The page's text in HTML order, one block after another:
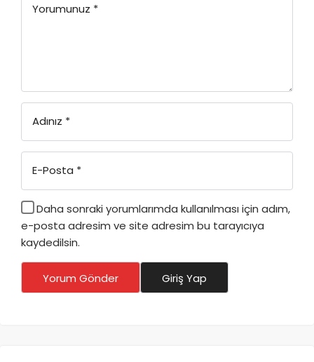
Yorumunuz *
Adınız *
E-Posta *
Daha sonraki yorumlarımda kullanılması için adım,
e-posta adresim ve site adresim bu tarayıcıya
kaydedilsin.
Yorum Gönder Giriş Yap